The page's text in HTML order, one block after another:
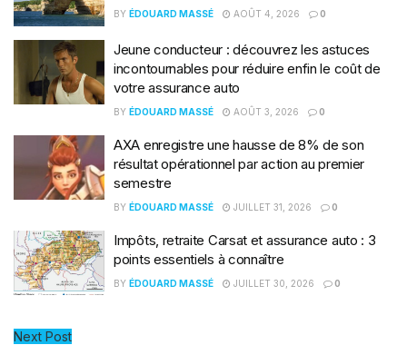
BY ÉDOUARD MASSÉ AOÛT 4, 2026 0
Jeune conducteur : découvrez les astuces
incontournables pour réduire enfin le coût de
votre assurance auto
BY ÉDOUARD MASSÉ AOÛT 3, 2026 0
AXA enregistre une hausse de 8% de son
résultat opérationnel par action au premier
semestre
BY ÉDOUARD MASSÉ JUILLET 31, 2026 0
Impôts, retraite Carsat et assurance auto : 3
points essentiels à connaître
BY ÉDOUARD MASSÉ JUILLET 30, 2026 0
Next Post